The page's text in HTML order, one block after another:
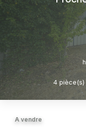
4pièce(s)
A vendre